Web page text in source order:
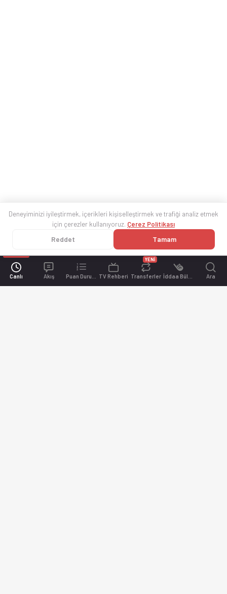
Canlı Akış TV Rehberi Transferler
YENİ
Ara
Deneyiminizi iyileştirmek, içerikleri kişiselleştirmek ve trafiği analiz etmek
için çerezler kullanıyoruz. Çerez Politikası
Reddet Tamam